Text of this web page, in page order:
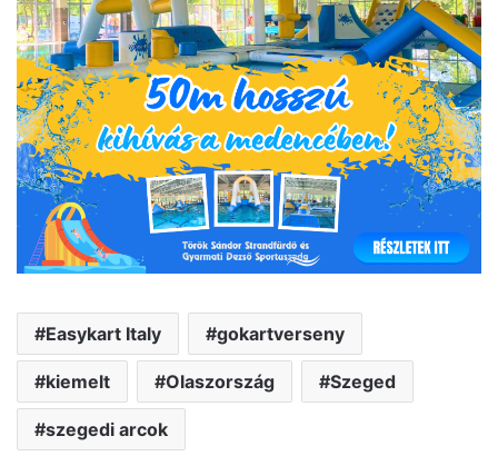
Easykart Italy gokartverseny
kiemelt Olaszország Szeged
szegedi arcok